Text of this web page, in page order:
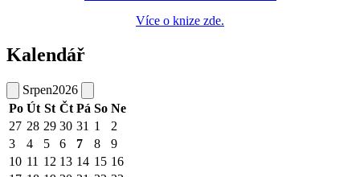
Více o knize zde.
Kalendář
Srpen2026
Po Út St Čt Pá So Ne
27 28 29 30 31 1
2
3
4 5 6 7 8
9
10 11 12 13 14 15 16